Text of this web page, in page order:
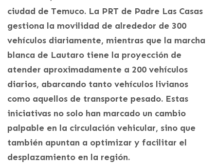
ciudad de Temuco. La PRT de Padre Las Casas
gestiona la movilidad de alrededor de 300
vehículos diariamente, mientras que la marcha
blanca de Lautaro tiene la proyección de
atender aproximadamente a 200 vehículos
diarios, abarcando tanto vehículos livianos
como aquellos de transporte pesado. Estas
iniciativas no solo han marcado un cambio
palpable en la circulación vehicular, sino que
también apuntan a optimizar y facilitar el
desplazamiento en la región.